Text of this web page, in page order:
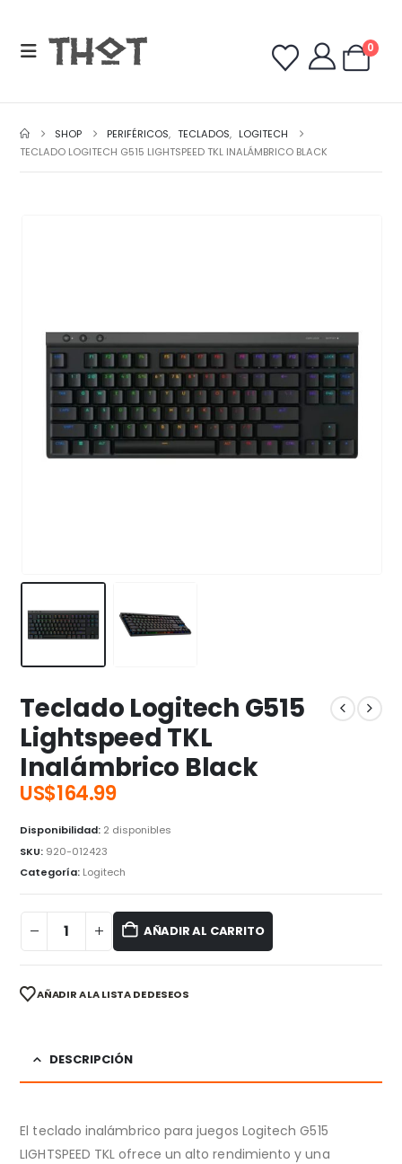
0
SHOP PERIFÉRICOS, TECLADOS, LOGITECH
TECLADO LOGITECH G515 LIGHTSPEED TKL INALÁMBRICO BLACK
Teclado Logitech G515
Lightspeed TKL
Inalámbrico Black
US$164.99
Disponibilidad: 2 disponibles
SKU: 920-012423
Categoría: Logitech
AÑADIR AL CARRITO
AÑADIR A LA LISTA DE DESEOS
DESCRIPCIÓN
El teclado inalámbrico para juegos Logitech G515
LIGHTSPEED TKL ofrece un alto rendimiento y una